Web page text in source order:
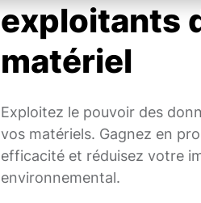
exploitants
matériel
Exploitez le pouvoir des
vos matériels. Gagnez en
efficacité et réduisez votre
environnemental.